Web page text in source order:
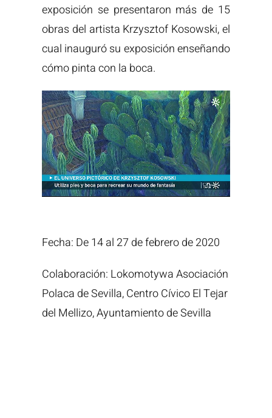
exposición se presentaron más de 15
obras del artista Krzysztof Kosowski, el
cual inauguró su exposición enseñando
cómo pinta con la boca.
Fecha: De 14 al 27 de febrero de 2020
Colaboración: Lokomotywa Asociación
Polaca de Sevilla, Centro Cívico El Tejar
del Mellizo, Ayuntamiento de Sevilla